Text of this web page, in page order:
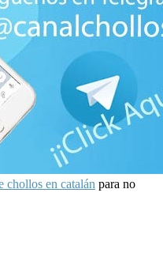
chollos en catalán para no